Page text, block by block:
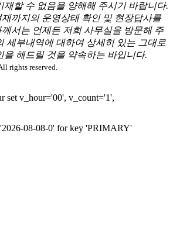
재할 수 없음을 양해해 주시기 바랍니다.
까지의 운영상태 확인 및 현장답사를
서는 언제든 저희 사무실을 방문해 주
세부내역에 대하여 상세히 있는 그대로
을 해드릴 것을 약속하는 바입니다.
rights reserved.
set v_hour='00', v_count='1',
08-08-0' for key 'PRIMARY'